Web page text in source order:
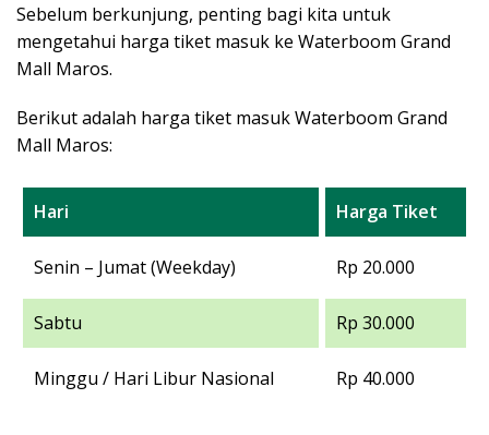
Sebelum berkunjung, penting bagi kita untuk
mengetahui harga tiket masuk ke Waterboom Grand
Mall Maros.
Berikut adalah harga tiket masuk Waterboom Grand
Mall Maros:
Hari Harga Tiket
Senin – Jumat (Weekday) Rp 20.000
Sabtu Rp 30.000
Minggu / Hari Libur Nasional Rp 40.000